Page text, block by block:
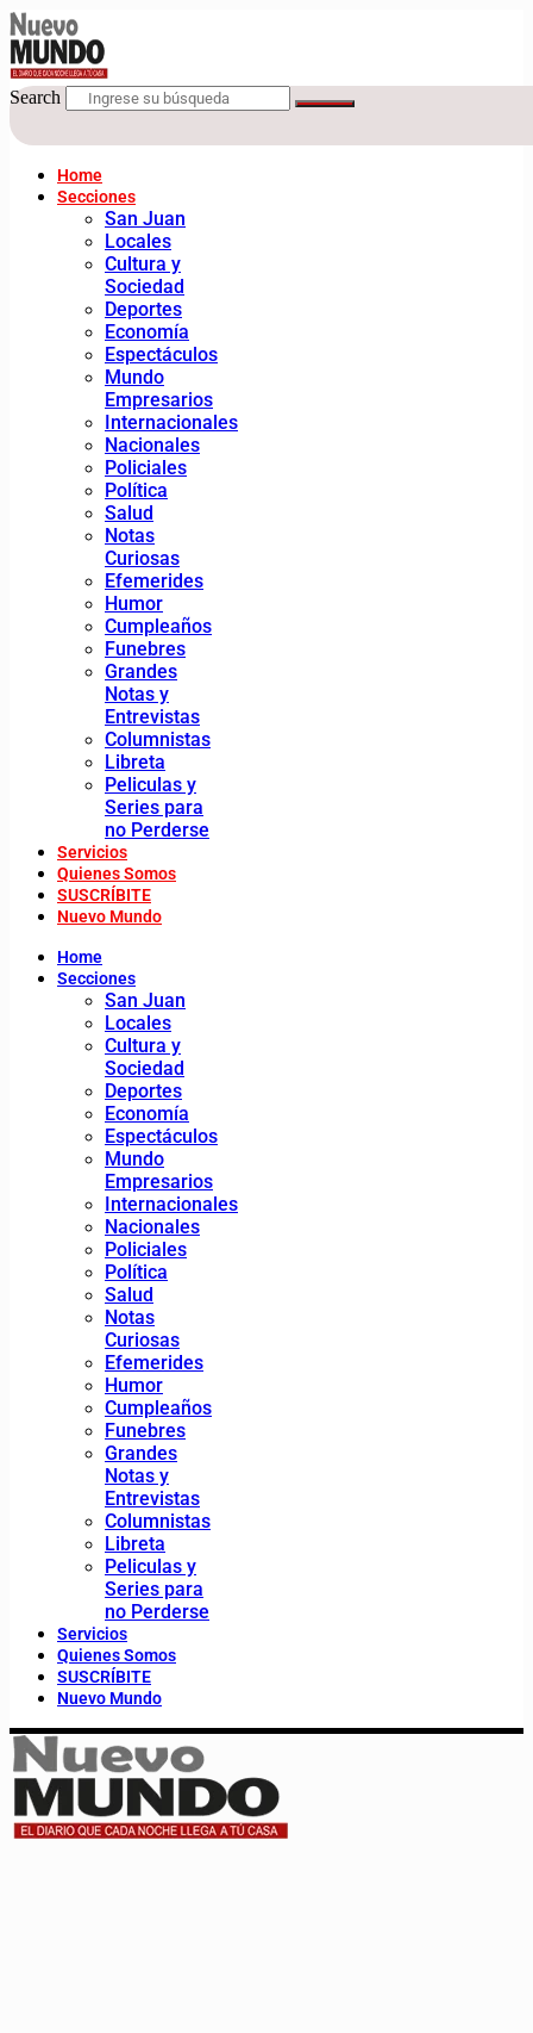
Search
Home
Secciones
San Juan
Locales
Cultura y
Sociedad
Deportes
Economía
Espectáculos
Mundo
Empresarios
Internacionales
Nacionales
Policiales
Política
Salud
Notas
Curiosas
Efemerides
Humor
Cumpleaños
Funebres
Grandes
Notas y
Entrevistas
Columnistas
Libreta
Peliculas y
Series para
no Perderse
Servicios
Quienes Somos
SUSCRÍBITE
Nuevo Mundo
Home
Secciones
San Juan
Locales
Cultura y
Sociedad
Deportes
Economía
Espectáculos
Mundo
Empresarios
Internacionales
Nacionales
Policiales
Política
Salud
Notas
Curiosas
Efemerides
Humor
Cumpleaños
Funebres
Grandes
Notas y
Entrevistas
Columnistas
Libreta
Peliculas y
Series para
no Perderse
Servicios
Quienes Somos
SUSCRÍBITE
Nuevo Mundo